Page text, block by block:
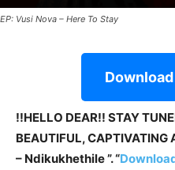
EP: Vusi Nova – Here To Stay
!!HELLO DEAR!! STAY
BEAUTIFUL, CAPTIVATING
– Ndikukhethile ”. “